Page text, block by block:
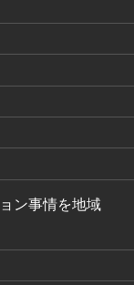
ン事情を地域